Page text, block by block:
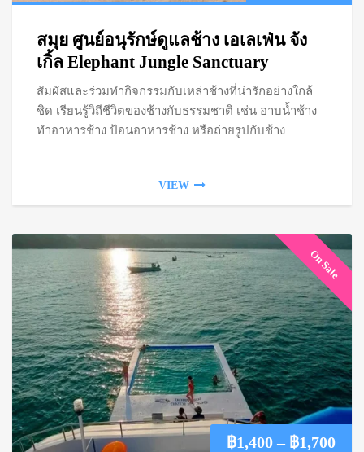
฿900.
สมุย ศูนย์อนุรักษ์ดูแลช้าง เอเลเฟ่น จัง
เกิ้ล Elephant Jungle Sanctuary
สัมผัสและร่วมทำกิจกรรมกับเหล่าช้างที่น่ารักอย่างใกล้
ชิด เรียนรู้วิถีชีวิตของช้างกับธรรมชาติ เช่น อาบน้ำช้าง
ทำอาหารช้าง ป้อนอาหารช้าง หรือถ่ายรูปกับช้าง
VIEW
On Sale
฿1,400 – ฿1,700